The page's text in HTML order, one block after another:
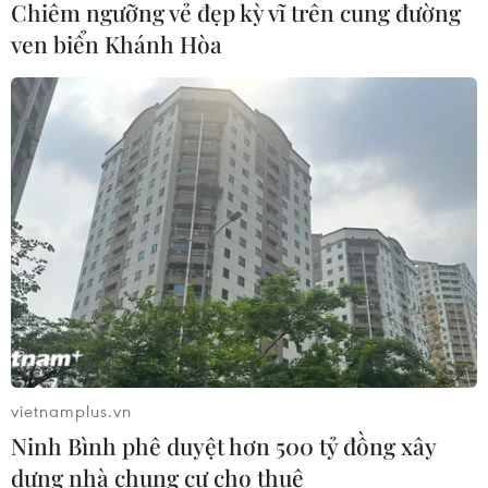
ngoài vẫn ở mức kỷ lục
03/08/2026 11:32
Tín hiệu tích cực đối với tiến trình
phục hồi kinh tế của Syria
03/08/2026 07:22
Tổng thống Mỹ: Các bên đạt bước
tiến hướng tới chấm dứt xung đột với
Iran
03/08/2026 06:24
Tổng thống Trump thông báo thời
Chiêm ngưỡng vẻ đẹp kỳ vĩ trên cung đường
ven biển Khánh Hòa
vietnamplus.vn
Ninh Bình phê duyệt hơn 500 tỷ đồng xây
dựng nhà chung cư cho thuê